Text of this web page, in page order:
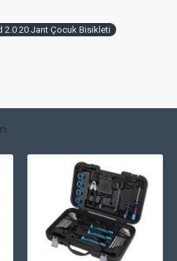
2.0 20 Jant Çocuk Bisikleti